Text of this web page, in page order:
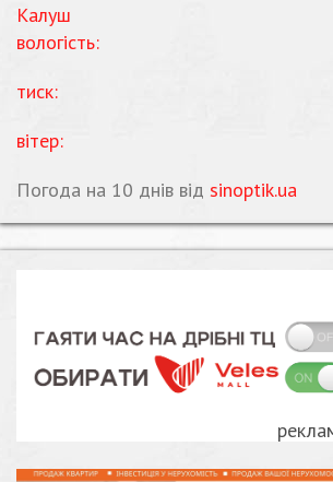
Калуш
вологість:
тиск:
вітер:
Погода на 10 днів від sinoptik.ua